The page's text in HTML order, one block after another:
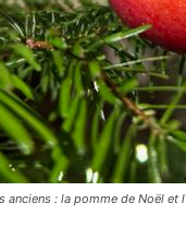
anciens : la pomme de Noël et